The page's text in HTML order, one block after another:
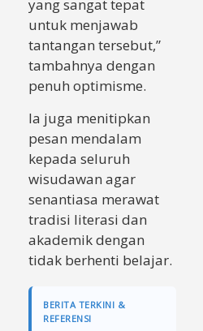
yang sangat tepat
untuk menjawab
tantangan tersebut,”
tambahnya dengan
penuh optimisme.
Ia juga menitipkan
pesan mendalam
kepada seluruh
wisudawan agar
senantiasa merawat
tradisi literasi dan
akademik dengan
tidak berhenti belajar.
BERITA TERKINI &
REFERENSI